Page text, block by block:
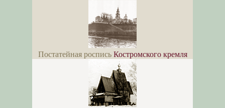
Постатейная роспись Костромского кремля